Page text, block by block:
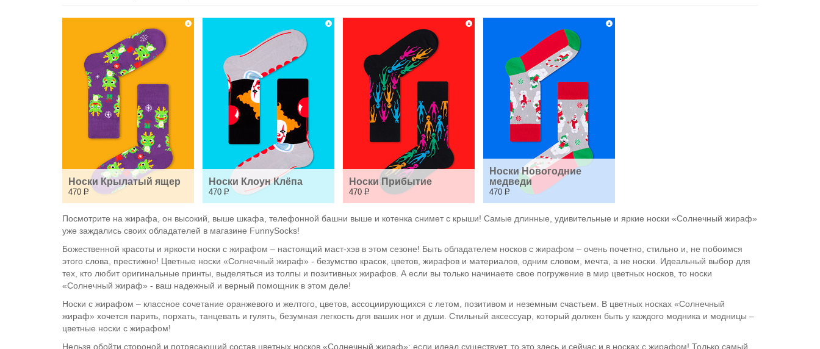
Носки Крылатый ящер
470 Р
Носки Клоун Клёпа
470 Р
Носки Прибытие
470 Р
Носки Новогодние
медведи
470 Р
Посмотрите на жирафа, он высокий, выше шкафа, телефонной башни выше и котенка снимет с крыши! Самые длинные, удивительные и яркие носки «Солнечный жираф»
уже заждались своих обладателей в магазине FunnySocks!
Божественной красоты и яркости носки с жирафом – настоящий маст-хэв в этом сезоне! Быть обладателем носков с жирафом – очень почетно, стильно и, не побоимся
этого слова, престижно! Цветные носки «Солнечный жираф» - безумство красок, цветов, жирафов и материалов, одним словом, мечта, а не носки. Идеальный выбор для
тех, кто любит оригинальные принты, выделяться из толпы и позитивных жирафов. А если вы только начинаете свое погружение в мир цветных носков, то носки
«Солнечный жираф» - ваш надежный и верный помощник в этом деле!
Носки с жирафом – классное сочетание оранжевого и желтого, цветов, ассоциирующихся с летом, позитивом и неземным счастьем. В цветных носках «Солнечный
жираф» хочется парить, порхать, танцевать и гулять, безумная легкость для ваших ног и души. Стильный аксессуар, который должен быть у каждого модника и модницы –
цветные носки с жирафом!
Нельзя обойти стороной и потрясающий состав цветных носков «Солнечный жираф»: если идеал существует, то это здесь и сейчас и в носках с жирафом! Только самый